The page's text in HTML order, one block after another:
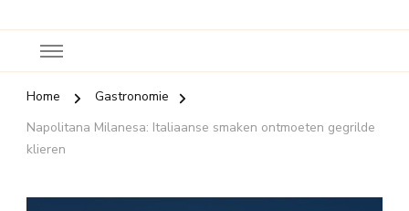
Home
Gastronomie
Napolitana Milanesa: Italiaanse smaken ontmoeten gegrilde
klieren